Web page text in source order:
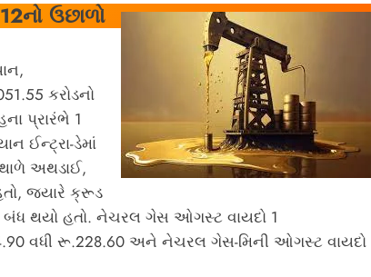
ઉછાળો
કરોડનો
પ્રારંભે 1
ઈન્ટ્રા-ડેમાં
અથડાઈ,
જ્યારે ક્રૂડ
બંધ થયો હતો. નેચરલ ગેસ ઓગસ્ટ વાયદો 1
વધી રૂ.228.60 અને નેચરલ ગેસ-મિની ઓગસ્ટ વાયદો